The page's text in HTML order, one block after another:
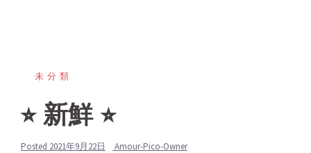
未分類
⭐︎ 新鮮 ⭐︎
Posted 2021年9月22日 Amour-Pico-Owner